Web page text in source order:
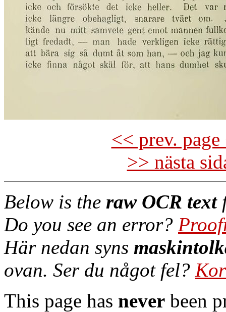
<< prev.
>> nästa
Below is the raw OCR text
Do you see an error?
Här nedan syns
ovan. Ser du något fel?
This page has never been